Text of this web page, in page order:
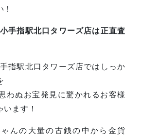
手指駅北口タワーズ店は正直査
指駅北口タワーズ店ではしっか
わぬお宝発見に驚かれるお客様
ます！
ゃんの大量の古銭の中から金貨